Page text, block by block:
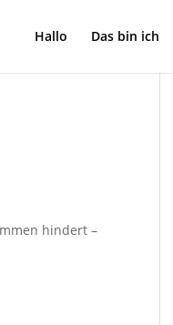
Hallo Das bin ich
hindert –